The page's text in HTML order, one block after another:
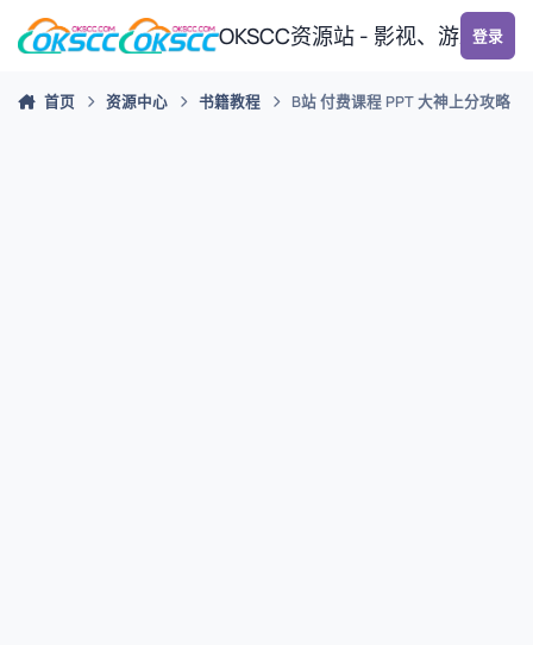
跳转到帖子
OKSCC资源站 - 影视、游戏、
登录
首页 资源中心 书籍教程 B站 付费课程 PPT 大神上分攻略